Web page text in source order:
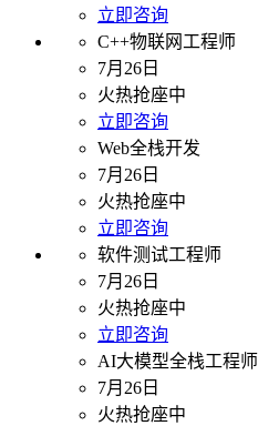
立即咨询
C++物联网工程师
7月26日
火热抢座中
立即咨询
Web全栈开发
7月26日
火热抢座中
立即咨询
软件测试工程师
7月26日
火热抢座中
立即咨询
AI大模型全栈工程师
7月26日
火热抢座中